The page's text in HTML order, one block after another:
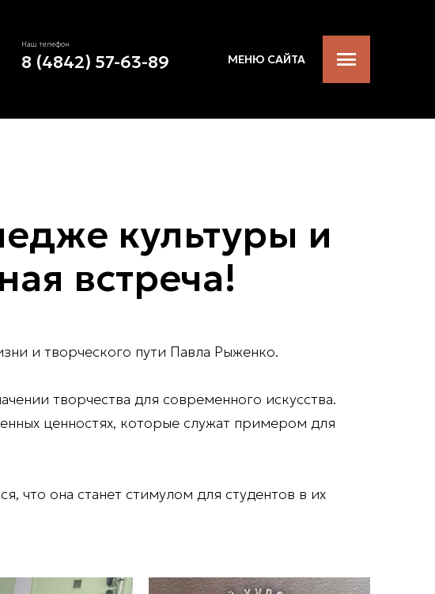
Наш телефон
8 (4842) 57-63-89 МЕНЮ САЙТА
культуры и
встреча!
и творческого пути Павла Рыженко.
творчества для современного искусства.
ценностях, которые служат примером для
она станет стимулом для студентов в их